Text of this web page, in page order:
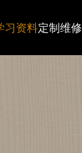
习资料定制维修